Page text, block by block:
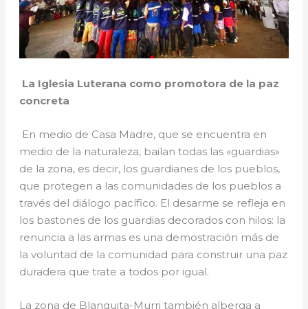
La Iglesia Luterana como promotora de la paz
concreta
En medio de Casa Madre, que se encuentra en
medio de la naturaleza, bailan todas las «guardias»
de la zona, es decir, los guardianes de los pueblos,
que protegen a las comunidades de los pueblos a
través del diálogo pacífico. El desarme se refleja en
los bastones de los guardias decorados con hilos: la
renuncia a las armas es una demostración más de
la voluntad de la comunidad para construir una paz
duradera que trate a todos por igual.
La zona de Blanquita-Murri también alberga a